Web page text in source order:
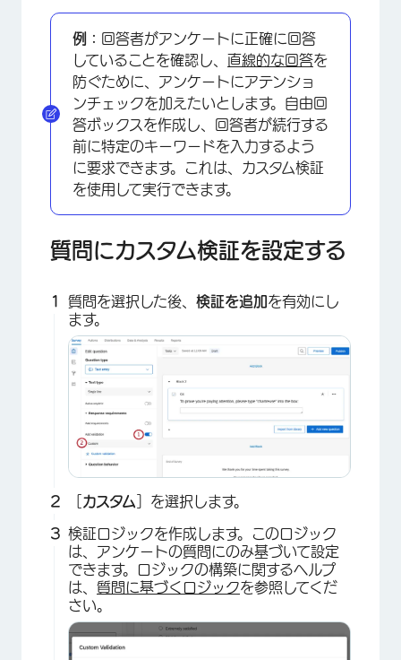
例： 回答者がアンケートに正確に回答
していることを確認し、 直線的な回答を
防ぐために、アンケートにアテンショ
ンチェックを加えたいとします。自由回
答ボックスを作成し、回答者が続行する
前に特定のキーワードを入力するよう
に要求できます。これは、カスタム検証
を使用して実行できます。
質問にカスタム検証を設定する
質問を選択した後、 検証を追加を有効にし
ます。
カスタム ］を選択します。
検証ロジックを作成します。このロジック
は、アンケートの質問にのみ基づいて設定
できます。ロジックの構築に関するヘルプ
は、 質問に基づくロジックを参照してくだ
さい。